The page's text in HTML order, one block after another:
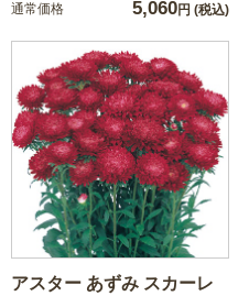
通常価格 5,060円 (税込)
アスター あずみ スカーレ